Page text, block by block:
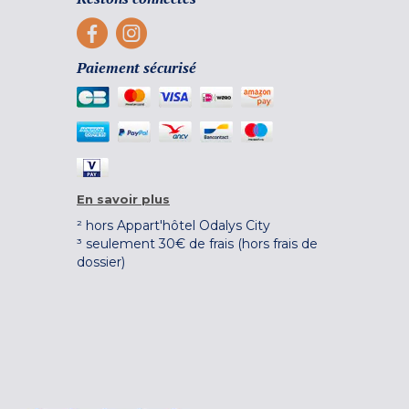
Paiement sécurisé
En savoir plus
² hors Appart'hôtel Odalys City
³ seulement 30€ de frais (hors frais de
dossier)